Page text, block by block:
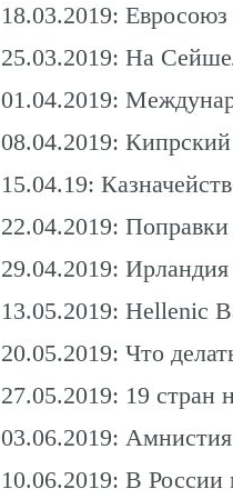
18.03.2019:
25.03.2019: На
01.04.2019:
08.04.2019:
15.04.19:
22.04.2019: Поправки
29.04.2019:
13.05.2019: Hellenic
20.05.2019: Что
27.05.2019: 19 стран
03.06.2019:
10.06.2019: В